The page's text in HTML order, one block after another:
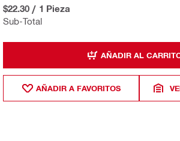
Sub-Total
$22.30 / 1 Pieza
AÑADIR AL
AÑADIR A FAVORITOS